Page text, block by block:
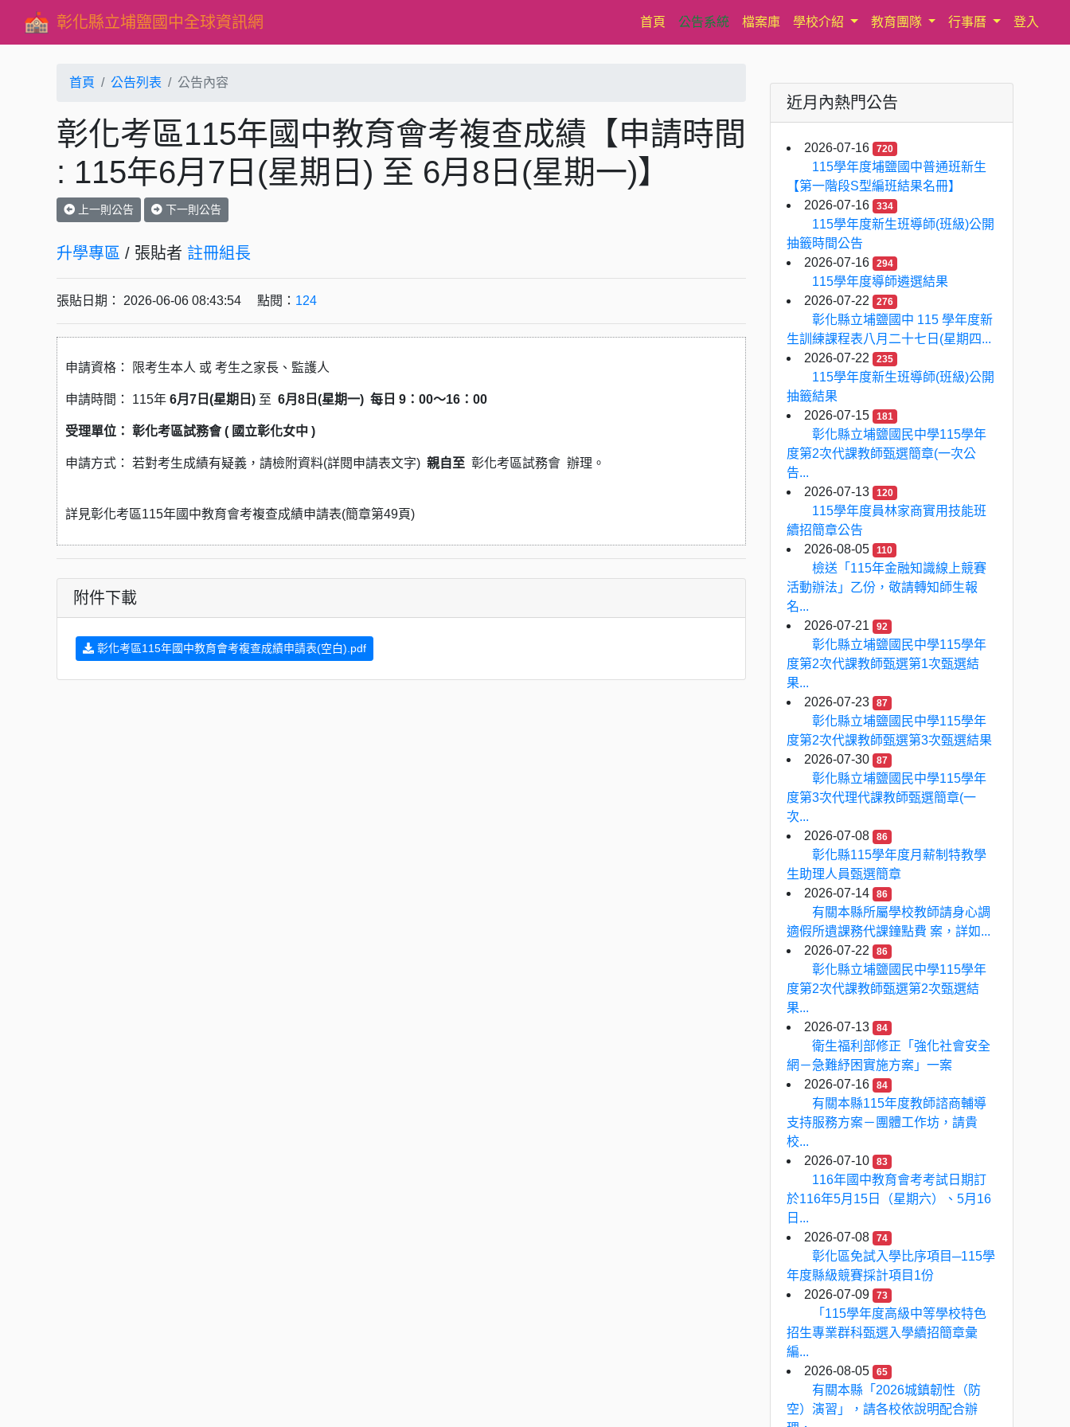
彰化縣立埔鹽國中全球資訊網 首頁(current)
公告系統 檔案庫 學校介紹 教育團隊 行事曆 登入
首頁 公告列表 公告內容
彰化考區115年國中教育會考複查成績【申請時間
: 115年6月7日(星期日) 至 6月8日(星期一)】
上一則公告 下一則公告
升學專區 / 張貼者 註冊組長
張貼日期： 2026-06-06 08:43:54 點閱： 124
申請資格： 限考生本人 或 考生之家長、監護人
申請時間： 115年 6月7日(星期日) 至 6月8日(星期一) 每日 9：00～16：00
受理單位： 彰化考區試務會 ( 國立彰化女中 )
申請方式： 若對考生成績有疑義，請檢附資料(詳閱申請表文字) 親自至 彰化考區試務會 辦理。
詳見彰化考區115年國中教育會考複查成績申請表(簡章第49頁)
附件下載
彰化考區115年國中教育會考複查成績申請表(空白).pdf
近月內熱門公告
2026-07-16 720
115學年度埔鹽國中普通班新生
【第一階段S型編班結果名冊】
2026-07-16
334
115學年度新生班導師(班級)公開
抽籤時間公告
2026-07-16
294
115學年度導師遴選結果
2026-07-22
276
彰化縣立埔鹽國中 115 學年度新
生訓練課程表八月二十七日(星期四...
2026-07-22
235
115學年度新生班導師(班級)公開
抽籤結果
2026-07-15
181
彰化縣立埔鹽國民中學115學年
度第2次代課教師甄選簡章(一次公
告...
2026-07-13
120
115學年度員林家商實用技能班
續招簡章公告
2026-08-05
110
檢送「115年金融知識線上競賽
活動辦法」乙份，敬請轉知師生報
名...
2026-07-21
92
彰化縣立埔鹽國民中學115學年
度第2次代課教師甄選第1次甄選結
果...
2026-07-23
87
彰化縣立埔鹽國民中學115學年
度第2次代課教師甄選第3次甄選結果
2026-07-30
87
彰化縣立埔鹽國民中學115學年
度第3次代理代課教師甄選簡章(一
次...
2026-07-08
86
彰化縣115學年度月薪制特教學
生助理人員甄選簡章
2026-07-14
86
有關本縣所屬學校教師請身心調
適假所遺課務代課鐘點費 案，詳如...
2026-07-22
86
彰化縣立埔鹽國民中學115學年
度第2次代課教師甄選第2次甄選結
果...
2026-07-13
84
衛生福利部修正「強化社會安全
網－急難紓困實施方案」一案
2026-07-16
84
有關本縣115年度教師諮商輔導
支持服務方案－團體工作坊，請貴
校...
2026-07-10
83
116年國中教育會考考試日期訂
於116年5月15日（星期六）、5月16
日...
2026-07-08
74
彰化區免試入學比序項目─115學
年度縣級競賽採計項目1份
2026-07-09
73
「115學年度高級中等學校特色
招生專業群科甄選入學續招簡章彙
編...
2026-08-05
65
有關本縣「2026城鎮韌性（防
空）演習」，請各校依說明配合辦